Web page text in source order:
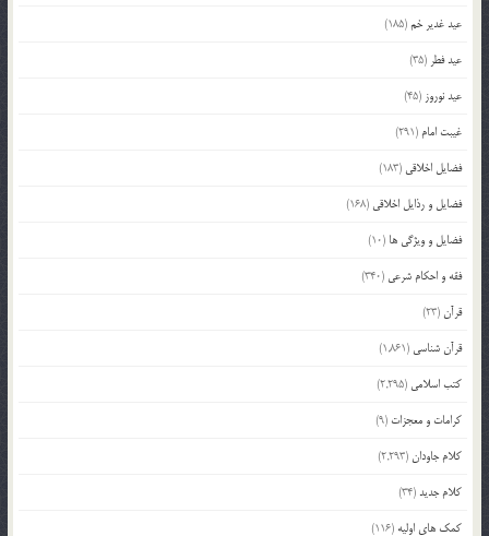
عید غدیر خم(185)
عید فطر (35)
عید نوروز (45)
غیبت امام (291)
فضایل اخلاقی (183)
فضایل و رذایل اخلاقی (168)
فضایل و ویژگی ها (10)
فقه و احکام شرعی (340)
قرآن(23)
قرآن شناسی (1,861)
کتب اسلامی (2,295)
کرامات و معجزات (9)
کلام جاودان(2,293)
کلام جدید(34)
کمک های اولیه (116)